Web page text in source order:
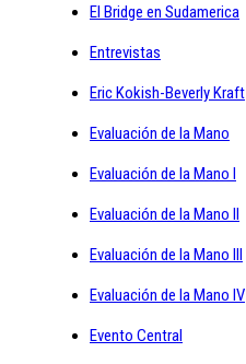
El Bridge en Sudamerica
Entrevistas
Eric Kokish-Beverly Kraft
Evaluación de la Mano
Evaluación de la Mano I
Evaluación de la Mano II
Evaluación de la Mano III
Evaluación de la Mano IV
Evento Central